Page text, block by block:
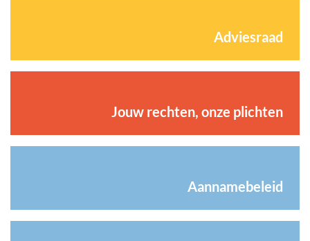
Adviesraad
Jouw rechten, onze plichten
Aannamebeleid